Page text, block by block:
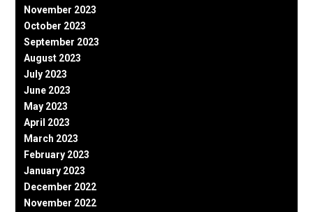
November 2023
October 2023
September 2023
August 2023
July 2023
June 2023
May 2023
April 2023
March 2023
February 2023
January 2023
December 2022
November 2022